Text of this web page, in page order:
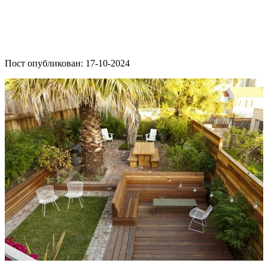
Пост опубликован: 17-10-2024